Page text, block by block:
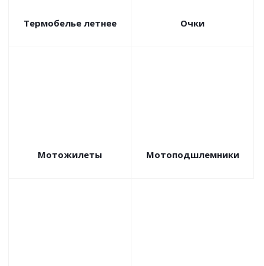
Термобелье летнее Очки
Мотожилеты Мотоподшлемники